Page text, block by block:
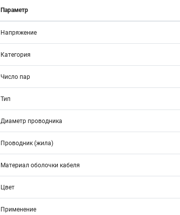
Параметр
Напряжение
Категория
Число пар
Тип
Диаметр проводника
Проводник (жила)
Материал оболочки кабеля
Цвет
Применение